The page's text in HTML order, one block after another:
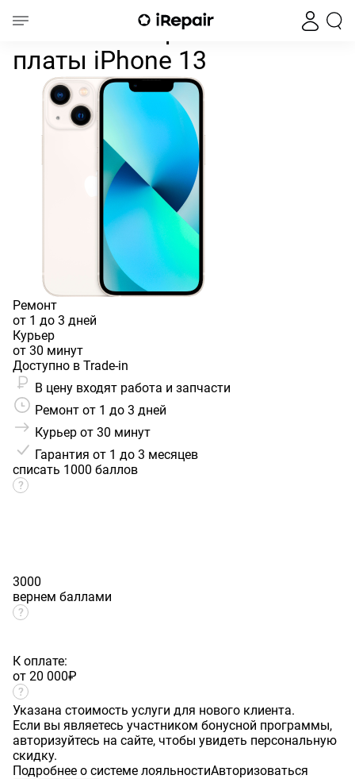
Ремонт материнской платы
Ремонт материнской
платы iPhone 13
Ремонт
от 1 до 3 дней
Курьер
от 30 минут
Доступно в Trade-in
В цену входят работа и запчасти
Ремонт от 1 до 3 дней
Курьер от 30 минут
Гарантия от 1 до 3 месяцев
списать 1000 баллов
3000
вернем баллами
К оплате:
от 20 000₽
Указана стоимость услуги для нового клиента.
Если вы являетесь участником бонусной программы,
авторизуйтесь на сайте, чтобы увидеть персональную
скидку.
Подробнее о системе лояльностиАвторизоваться